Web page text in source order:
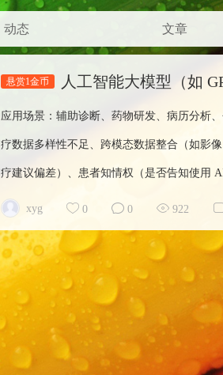
动态 文章
悬赏1金币
应用场景：辅助诊断、药物研发、病历分析
疗数据多样性不足、跨模态数据整合（如影
疗建议偏差）、患者知情权（是否告知使用
xyg 0 0 922